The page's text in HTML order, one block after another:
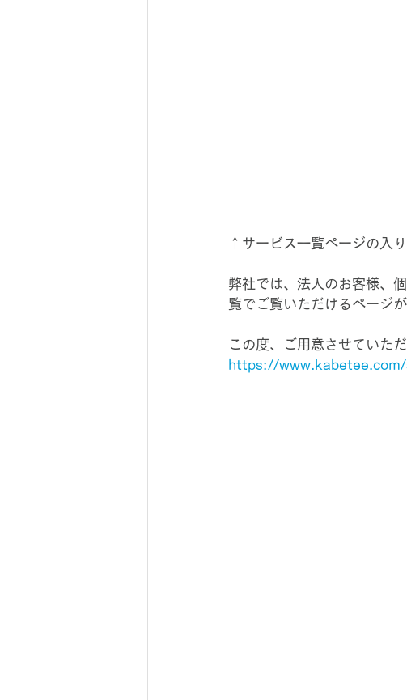
↑サービス一覧ページの入り
弊社では、法人のお客様、
覧でご覧いただけるページ
この度、ご用意させていた
https://